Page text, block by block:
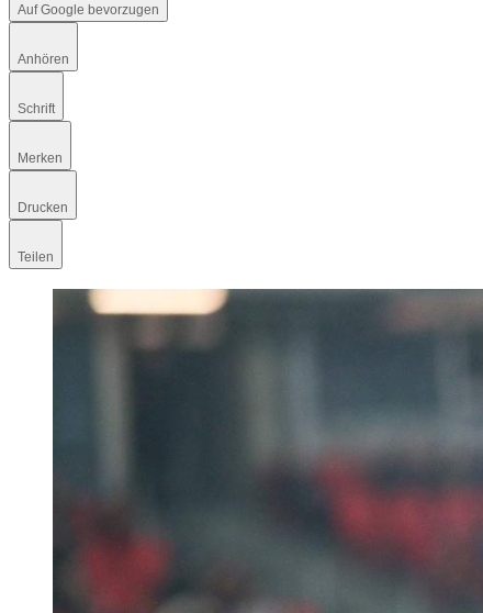
Auf Google bevorzugen
Anhören
Schrift
Merken
Drucken
Teilen